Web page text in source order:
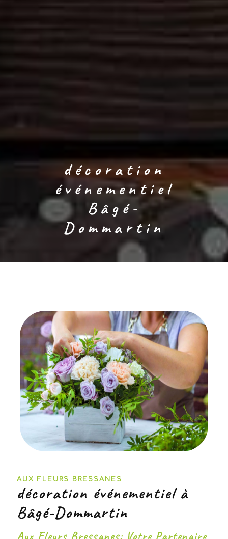
décoration
événementiel
Bâgé-
Dommartin
AUX FLEURS BRESSANES
décoration événementiel à
Bâgé-Dommartin